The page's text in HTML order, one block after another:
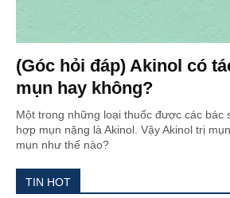
(Góc hỏi đáp) Akinol có
mụn hay không?
Một trong những loại thuốc được các bác
hợp mụn nặng là Akinol. Vậy Akinol trị
mụn như thế nào?
TIN HOT